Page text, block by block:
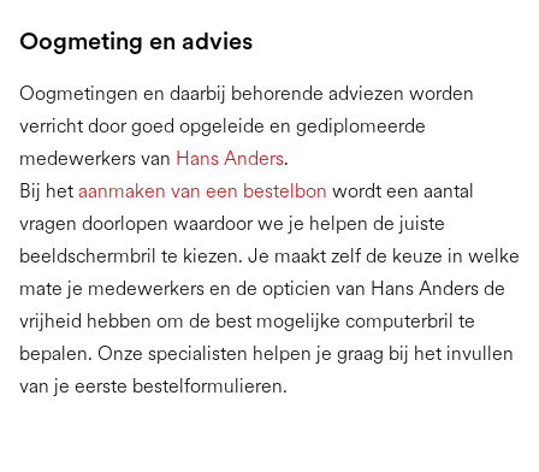
Oogmeting en advies
Oogmetingen en daarbij behorende adviezen worden
verricht door goed opgeleide en gediplomeerde
medewerkers van Hans Anders.
Bij het aanmaken van een bestelbon wordt een aantal
vragen doorlopen waardoor we je helpen de juiste
beeldschermbril te kiezen. Je maakt zelf de keuze in welke
mate je medewerkers en de opticien van Hans Anders de
vrijheid hebben om de best mogelijke computerbril te
bepalen. Onze specialisten helpen je graag bij het invullen
van je eerste bestelformulieren.